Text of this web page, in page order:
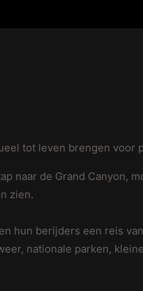
tot leven brengen voor
naar de Grand Canyon,
zien.
hun berijders een reis
nationale parken,